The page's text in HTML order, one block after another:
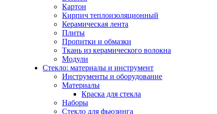
Картон
Кирпич теплоизоляционный
Керамическая лента
Плиты
Пропитки и обмазки
Ткань из керамического волокна
Модули
Стекло: материалы и инструмент
Инструменты и оборудование
Материалы
Краска для стекла
Наборы
Стекло для фьюзинга